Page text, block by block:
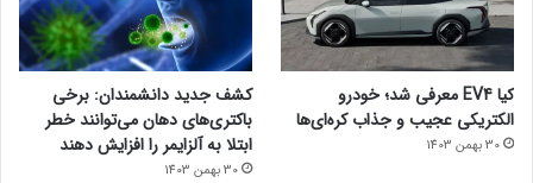
کیا EV4 معرفی شد؛ خودرو
الکتریکی عجیب و جذاب کره‌ای‌ها
30 بهمن 1403
کشف جدید دانشمندان: برخی
باکتری‌های دهان می‌توانند خطر
ابتلا به آلزایمر را افزایش دهند
30 بهمن 1403